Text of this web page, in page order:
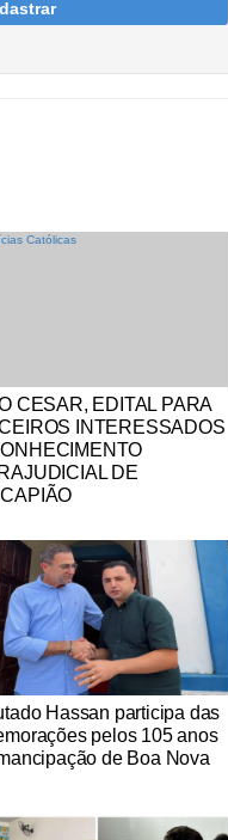
Católicas
CESAR, EDITAL PARA
INTERESSADOS
DE
CatólicasHassan participa das
pelos 105 anos
de Boa Nova